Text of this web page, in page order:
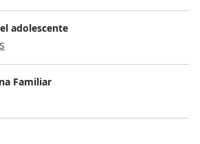
adolescente
Familiar